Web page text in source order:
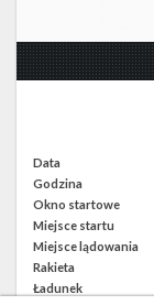
Data
Godzina
Okno startowe
Miejsce startu
Miejsce lądowania
Rakieta
Ładunek